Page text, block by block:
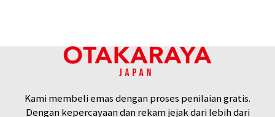
Referensi Harga Buyback
Kami membeli emas dengan proses penilaian gratis.
Dengan kepercayaan dan rekam jejak dari lebih dari